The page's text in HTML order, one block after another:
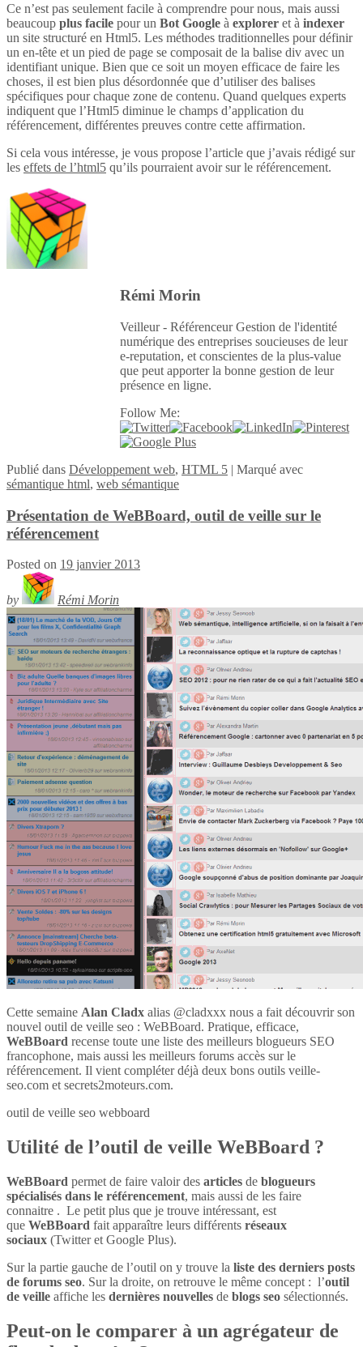
Ce n’est pas seulement facile à comprendre pour nous, mais aussi
beaucoup plus facile pour un Bot Google à explorer et à indexer
un site structuré en Html5. Les méthodes traditionnelles pour définir
un en-tête et un pied de page se composait de la balise div avec un
identifiant unique. Bien que ce soit un moyen efficace de faire les
choses, il est bien plus désordonnée que d’utiliser des balises
spécifiques pour chaque zone de contenu. Quand quelques experts
indiquent que l’Html5 diminue le champs d’application du
référencement, différentes preuves contre cette affirmation.
Si cela vous intéresse, je vous propose l’article que j’avais rédigé sur
les effets de l’html5 qu’ils pourraient avoir sur le référencement.
Rémi Morin
Veilleur - Référenceur Gestion de l'identité
numérique des entreprises soucieuses de leur
e-reputation, et conscientes de la plus-value
que peut apporter la bonne gestion de leur
présence en ligne.
Follow Me:
Publié dans Développement web, HTML 5 | Marqué avec
sémantique html, web sémantique
Présentation de WeBBoard, outil de veille sur le
référencement
Posted on 19 janvier 2013
by Rémi Morin
Cette semaine Alan Cladx alias @cladxxx nous a fait découvrir son
nouvel outil de veille seo : WeBBoard. Pratique, efficace,
WeBBoard recense toute une liste des meilleurs blogueurs SEO
francophone, mais aussi les meilleurs forums accès sur le
référencement. Il vient compléter déjà deux bons outils veille-
seo.com et secrets2moteurs.com.
outil de veille seo webboard
Utilité de l’outil de veille WeBBoard ?
WeBBoard permet de faire valoir des articles de blogueurs
spécialisés dans le référencement, mais aussi de les faire
connaitre . Le petit plus que je trouve intéressant, est
que WeBBoard fait apparaître leurs différents réseaux
sociaux (Twitter et Google Plus).
Sur la partie gauche de l’outil on y trouve la liste des derniers posts
de forums seo. Sur la droite, on retrouve le même concept : l’outil
de veille affiche les dernières nouvelles de blogs seo sélectionnés.
Peut-on le comparer à un agrégateur de